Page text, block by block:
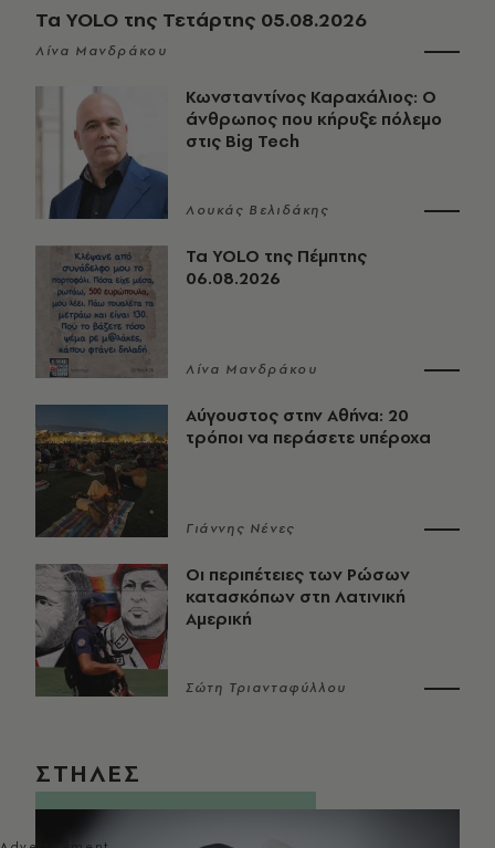
Τα YOLO της Τετάρτης 05.08.2026
Λίνα Μανδράκου
Κωνσταντίνος Καραχάλιος: Ο
άνθρωπος που κήρυξε πόλεμο
στις Big Tech
Λουκάς Βελιδάκης
Τα YOLO της Πέμπτης
06.08.2026
Λίνα Μανδράκου
Αύγουστος στην Αθήνα: 20
τρόποι να περάσετε υπέροχα
Γιάννης Νένες
Οι περιπέτειες των Ρώσων
κατασκόπων στη Λατινική
Αμερική
Σώτη Τριανταφύλλου
ΣΤΗΛΕΣ